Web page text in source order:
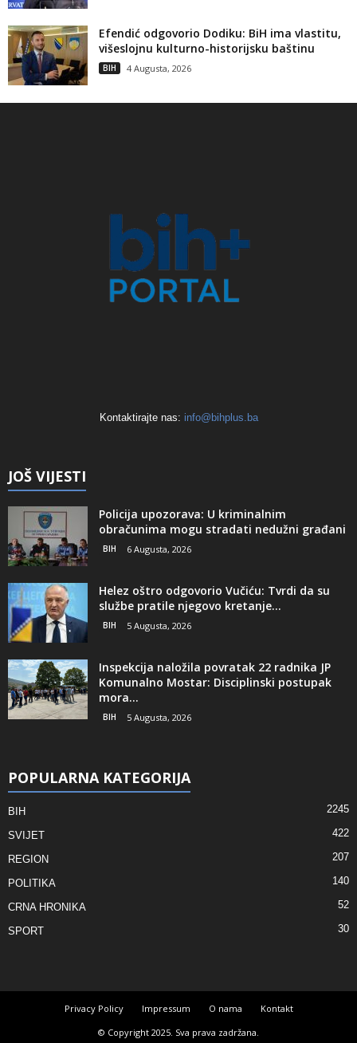
Efendić odgovorio Dodiku: BiH ima vlastitu,
višeslojnu kulturno-historijsku baštinu
BIH 4 Augusta, 2026
Kontaktirajte nas: info@bihplus.ba
JOŠ VIJESTI
Policija upozorava: U kriminalnim
obračunima mogu stradati nedužni građani
BIH 6 Augusta, 2026
Helez oštro odgovorio Vučiću: Tvrdi da su
službe pratile njegovo kretanje...
BIH 5 Augusta, 2026
Inspekcija naložila povratak 22 radnika JP
Komunalno Mostar: Disciplinski postupak
mora...
BIH 5 Augusta, 2026
POPULARNA KATEGORIJA
BIH 2245
SVIJET 422
REGION 207
POLITIKA 140
CRNA HRONIKA 52
SPORT 30
Privacy Policy Impressum O nama
Kontakt
© Copyright 2025. Sva prava zadržana.